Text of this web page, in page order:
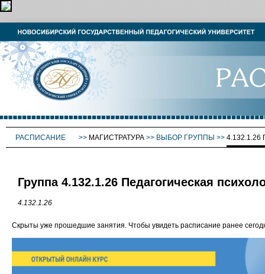
РАСПИСАНИЕ >> МАГИСТРАТУРА >> ВЫБОР ГРУППЫ >>
Группа 4.132.1.26 Педагогическая
4.132.1.26
Скрыты уже прошедшие занятия. Чтобы увидеть расписание ранее